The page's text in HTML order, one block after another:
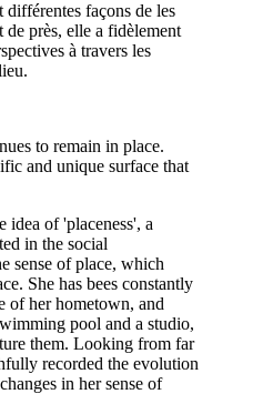
différentes façons de les
de près, elle a fidèlement
à travers les
to remain in place.
and unique surface that
idea of 'placeness', a
in the social
sense of place, which
She has bees constantly
of her hometown, and
pool and a studio,
them. Looking from far
recorded the evolution
in her sense of